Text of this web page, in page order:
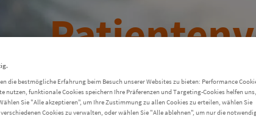
die bestmögliche Erfahrung beim Besuch unserer Websites zu bieten: Performance
nutzen, funktionale Cookies speichern Ihre Präferenzen und Targeting-Cookies helfen
Sie "Alle akzeptieren", um Ihre Zustimmung zu allen Cookies zu erteilen, wählen Sie
Cookies zu verwalten, oder wählen Sie "Alle ablehnen", um nur die